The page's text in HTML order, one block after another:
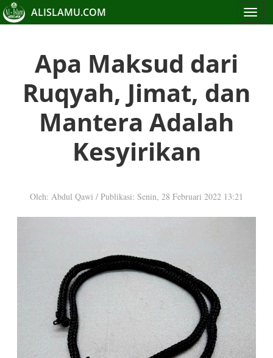
Toggle
ALISLAMU.COM
Apa Maksud dari
Ruqyah, Jimat, dan
Mantera Adalah
Kesyirikan
Oleh: Abdul Qawi / Publikasi: Senin, 28 Februari 2022 13:21